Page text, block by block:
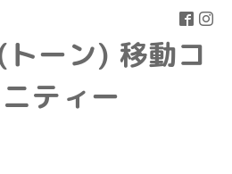
ーン) 移動コ
ティー